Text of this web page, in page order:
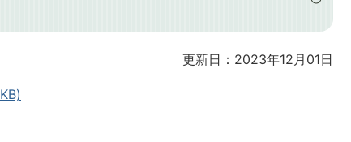
更新日：2023年12月01日